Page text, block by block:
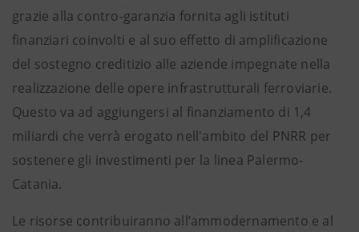
grazie alla contro-garanzia fornita agli istituti
finanziari coinvolti e al suo effetto di amplificazione
del sostegno creditizio alle aziende impegnate nella
realizzazione delle opere infrastrutturali ferroviarie.
Questo va ad aggiungersi al finanziamento di 1,4
miliardi che verrà erogato nell'ambito del PNRR per
sostenere gli investimenti per la linea Palermo-
Catania.
Le risorse contribuiranno all’ammodernamento e al